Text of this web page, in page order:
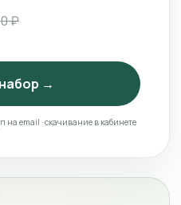
₽
→
на email · скачивание в кабинете